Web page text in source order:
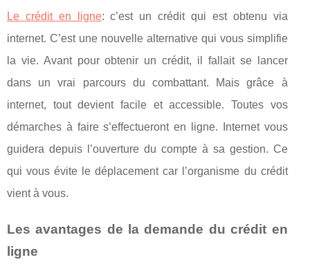
Le crédit en ligne: c’est un crédit qui est obtenu via
internet. C’est une nouvelle alternative qui vous simplifie
la vie. Avant pour obtenir un crédit, il fallait se lancer
dans un vrai parcours du combattant. Mais grâce à
internet, tout devient facile et accessible. Toutes vos
démarches à faire s’effectueront en ligne. Internet vous
guidera depuis l’ouverture du compte à sa gestion. Ce
qui vous évite le déplacement car l’organisme du crédit
vient à vous.
Les avantages de la demande du crédit en
ligne